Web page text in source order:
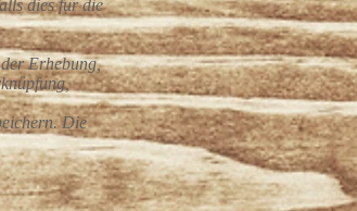
dies für die
Erhebung,
Die